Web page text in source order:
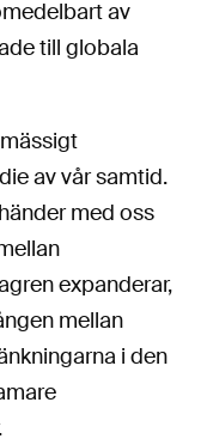
av
till globala
av vår samtid.
med oss
expanderar,
mellan
i den